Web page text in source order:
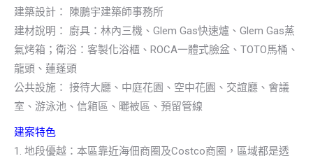
建築設計： 陳鵬宇建築師事務所
建材說明： 廚具：林內三機、Glem Gas快速爐、Glem Gas蒸
氣烤箱；衛浴：客製化浴櫃、ROCA一體式臉盆、TOTO馬桶、
龍頭、蓮蓬頭
公共設施： 接待大廳、中庭花園、空中花園、交誼廳、會議
室、游泳池、信箱區、曬被區、預留管線
建案特色
1. 地段優越：本區靠近海佃商圈及Costco商圈，區域都是透